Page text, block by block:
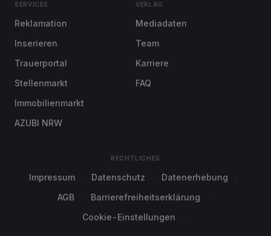
SERVICES
Reklamation
Inserieren
Trauerportal
Stellenmarkt
Immobilienmarkt
AZUBI NRW
VERLAG
Mediadaten
Team
Karriere
FAQ
RECHTLICHES
Impressum Datenschutz
Datenerhebung
AGB
Barrierefreiheitserklärung
Cookie-Einstellungen